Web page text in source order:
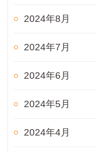
2024年8月
2024年7月
2024年6月
2024年5月
2024年4月